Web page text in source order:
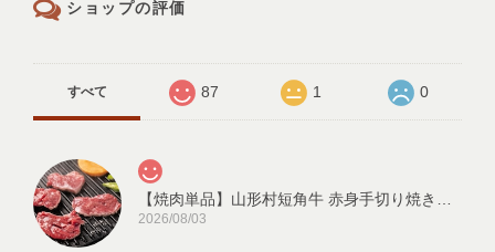
ショップの評価
すべて 87 1 0
2026/08/03